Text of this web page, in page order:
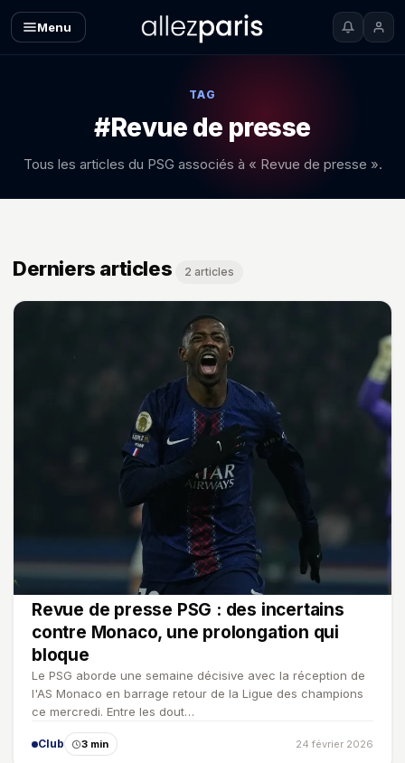
Menu
TAG
#Revue de presse
Tous les articles du PSG associés à « Revue de presse ».
Derniers articles 2 articles
Revue de presse PSG : des incertains
contre Monaco, une prolongation qui
bloque
Le PSG aborde une semaine décisive avec la réception de
l'AS Monaco en barrage retour de la Ligue des champions
ce mercredi. Entre les dout…
Club 3 min 24 février 2026